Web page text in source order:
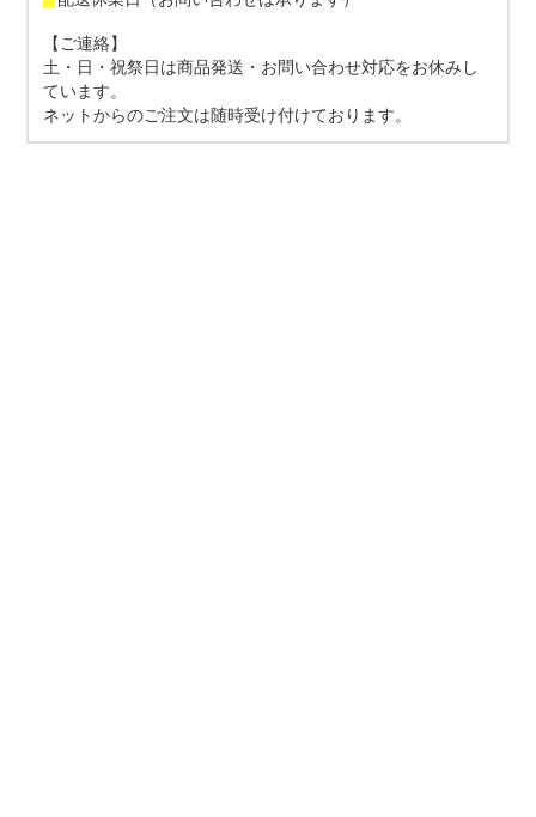
【ご連絡】
土・日・祝祭日は商品発送・お問い合わせ対応をお休みし
ています。
ネットからのご注文は随時受け付けております。